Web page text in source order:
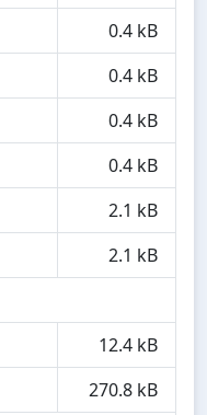
0.4 kB
0.4 kB
0.4 kB
0.4 kB
2.1 kB
2.1 kB
12.4 kB
270.8 kB